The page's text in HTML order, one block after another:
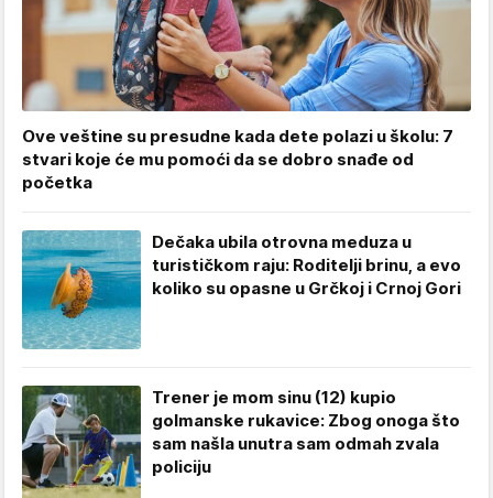
Ove veštine su presudne kada dete polazi u školu: 7
stvari koje će mu pomoći da se dobro snađe od
početka
Dečaka ubila otrovna meduza u
turističkom raju: Roditelji brinu, a evo
koliko su opasne u Grčkoj i Crnoj Gori
Trener je mom sinu (12) kupio
golmanske rukavice: Zbog onoga što
sam našla unutra sam odmah zvala
policiju